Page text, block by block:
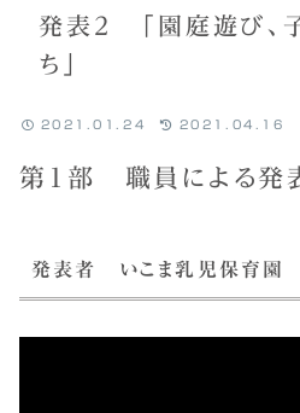
発表2 「園庭遊び、
ち」
2021.01.24 2021.04.16
第1部 職員による発
発表者 いこま乳児保育園